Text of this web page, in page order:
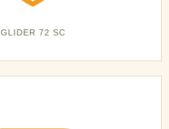
GLIDER 72 SC